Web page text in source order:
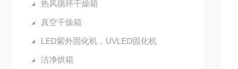
热风循环干燥箱
真空干燥箱
LED紫外固化机，UVLED固化机
洁净烘箱